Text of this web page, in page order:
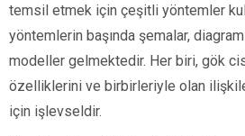
temsil etmek için çeşitli yöntemler
yöntemlerin başında şemalar,
modeller gelmektedir. Her biri, gök
özelliklerini ve birbirleriyle olan
için işlevseldir.